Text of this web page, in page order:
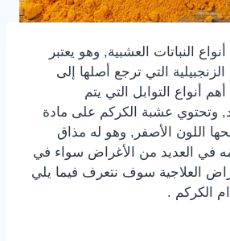
النباتات العشبية, وهو يعتبر
التي ترجع أصلها إلى
أنواع التوابل التي يتم
وتحتوي عشبة الكركم على مادة
اللون الأصفر, وهو له مذاق
في العديد من الأغراض سواء في
العلاجية سوف نتعرف فيما يلي
الكركم .